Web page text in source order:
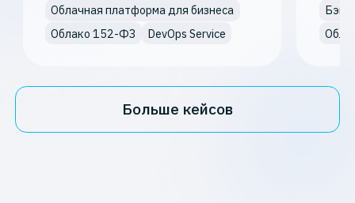
Облачная платформа для бизнеса
Облако 152-ФЗ
DevOps Service
Больше кейсов